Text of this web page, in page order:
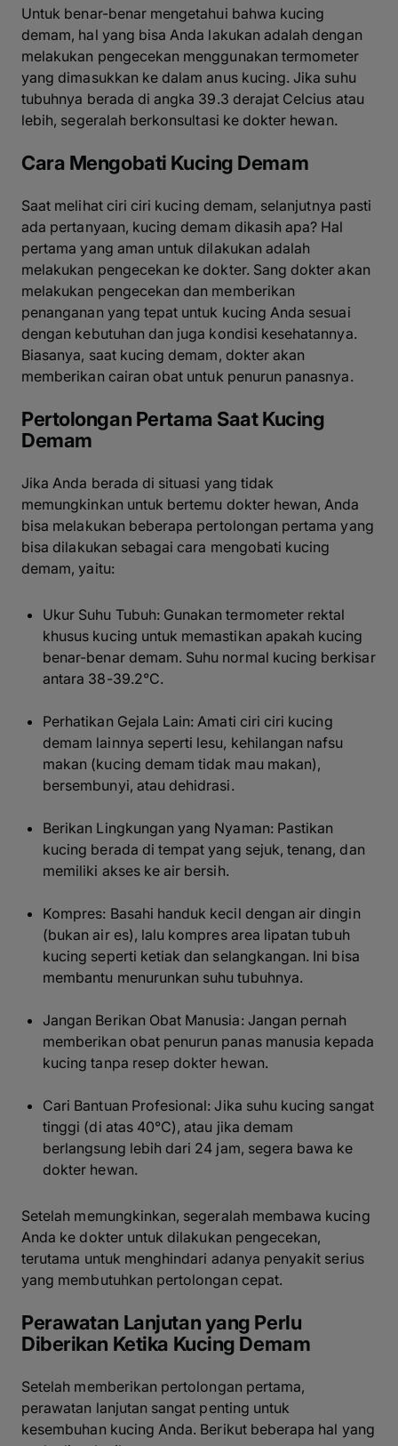
Untuk benar-benar mengetahui bahwa kucing
demam, hal yang bisa Anda lakukan adalah dengan
melakukan pengecekan menggunakan termometer
yang dimasukkan ke dalam anus kucing. Jika suhu
tubuhnya berada di angka 39.3 derajat Celcius atau
lebih, segeralah berkonsultasi ke dokter hewan.
Cara Mengobati Kucing Demam
Saat melihat ciri ciri kucing demam, selanjutnya pasti
ada pertanyaan, kucing demam dikasih apa? Hal
pertama yang aman untuk dilakukan adalah
melakukan pengecekan ke dokter. Sang dokter akan
melakukan pengecekan dan memberikan
penanganan yang tepat untuk kucing Anda sesuai
dengan kebutuhan dan juga kondisi kesehatannya.
Biasanya, saat kucing demam, dokter akan
memberikan cairan obat untuk penurun panasnya.
Pertolongan Pertama Saat Kucing
Demam
Jika Anda berada di situasi yang tidak
memungkinkan untuk bertemu dokter hewan, Anda
bisa melakukan beberapa pertolongan pertama yang
bisa dilakukan sebagai cara mengobati kucing
demam, yaitu:
Ukur Suhu Tubuh: Gunakan termometer rektal
khusus kucing untuk memastikan apakah kucing
benar-benar demam. Suhu normal kucing berkisar
antara 38-39.2°C.
Perhatikan Gejala Lain: Amati ciri ciri kucing
demam lainnya seperti lesu, kehilangan nafsu
makan (kucing demam tidak mau makan),
bersembunyi, atau dehidrasi.
Berikan Lingkungan yang Nyaman: Pastikan
kucing berada di tempat yang sejuk, tenang, dan
memiliki akses ke air bersih.
Kompres: Basahi handuk kecil dengan air dingin
(bukan air es), lalu kompres area lipatan tubuh
kucing seperti ketiak dan selangkangan. Ini bisa
membantu menurunkan suhu tubuhnya.
Jangan Berikan Obat Manusia: Jangan pernah
memberikan obat penurun panas manusia kepada
kucing tanpa resep dokter hewan.
Cari Bantuan Profesional: Jika suhu kucing sangat
tinggi (di atas 40°C), atau jika demam
berlangsung lebih dari 24 jam, segera bawa ke
dokter hewan.
Setelah memungkinkan, segeralah membawa kucing
Anda ke dokter untuk dilakukan pengecekan,
terutama untuk menghindari adanya penyakit serius
yang membutuhkan pertolongan cepat.
Perawatan Lanjutan yang Perlu
Diberikan Ketika Kucing Demam
Setelah memberikan pertolongan pertama,
perawatan lanjutan sangat penting untuk
kesembuhan kucing Anda. Berikut beberapa hal yang